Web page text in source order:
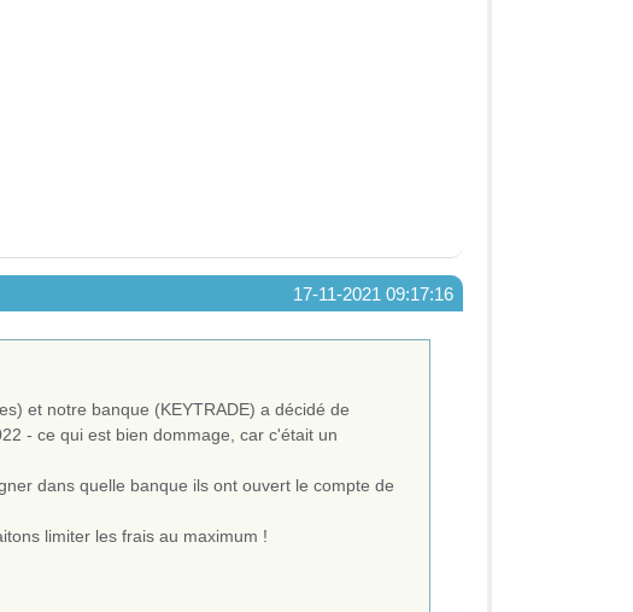
17-11-2021 09:17:16
et notre banque (KEYTRADE) a décidé de
- ce qui est bien dommage, car c'était un
dans quelle banque ils ont ouvert le compte de
limiter les frais au maximum !